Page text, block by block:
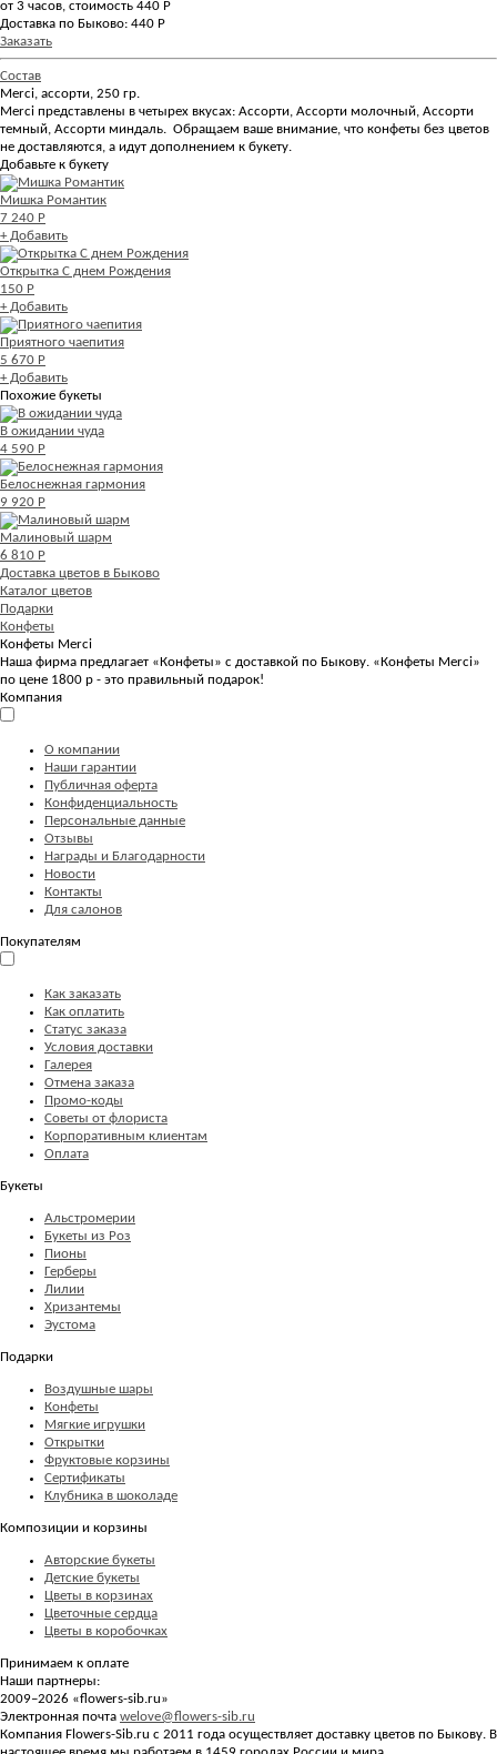
от 3 часов, стоимость 440 Р
Доставка по Быково: 440 Р
Заказать
Состав
Merci, ассорти, 250 гр.
Merci представлены в четырех вкусах: Ассорти, Ассорти молочный, Ассорти
темный, Ассорти миндаль. Обращаем ваше внимание, что конфеты без цветов
не доставляются, а идут дополнением к букету.
Добавьте к букету
Мишка Романтик
7 240 Р
+ Добавить
Открытка С днем Рождения
150 Р
+ Добавить
Приятного чаепития
5 670 Р
+ Добавить
Похожие букеты
В ожидании чуда
4 590 Р
Белоснежная гармония
9 920 Р
Малиновый шарм
6 810 Р
Доставка цветов в Быково
Каталог цветов
Подарки
Конфеты
Конфеты Merci
Наша фирма предлагает «Конфеты» с доставкой по Быкову. «Конфеты Merci»
по цене 1800 р - это правильный подарок!
Компания
О компании
Наши гарантии
Публичная оферта
Конфиденциальность
Персональные данные
Отзывы
Награды и Благодарности
Новости
Контакты
Для салонов
Покупателям
Как заказать
Как оплатить
Статус заказа
Условия доставки
Галерея
Отмена заказа
Промо-коды
Советы от флориста
Корпоративным клиентам
Оплата
Букеты
Альстромерии
Букеты из Роз
Пионы
Герберы
Лилии
Хризантемы
Эустома
Подарки
Воздушные шары
Конфеты
Мягкие игрушки
Открытки
Фруктовые корзины
Сертификаты
Клубника в шоколаде
Композиции и корзины
Авторские букеты
Детские букеты
Цветы в корзинах
Цветочные сердца
Цветы в коробочках
Принимаем к оплате
Наши партнеры:
2009–2026 «flowers-sib.ru»
Электронная почта welove@flowers-sib.ru
Компания Flowers-Sib.ru с 2011 года осуществляет доставку цветов по Быкову. В